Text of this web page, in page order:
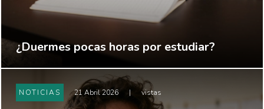
¿Duermes pocas horas por estudiar?
NOTICIAS 21 Abril 2026 | vistas